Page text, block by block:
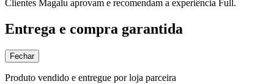
Clientes Magalu aprovam e recomendam a experiência Full.
Entrega e compra garantida
Fechar
Produto vendido e entregue por loja parceira